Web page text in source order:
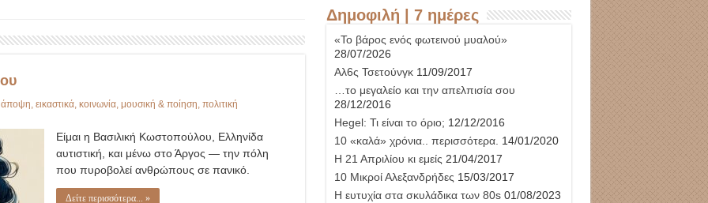
άποψη εικαστικά, κοινωνία, μουσική & ποίηση πολιτική
Είμαι η Βασιλική Κωστοπούλου, Ελληνίδα
αυτιστική, και μένω στο Άργος — την πόλη
που πυροβολεί ανθρώπους σε πανικό.
Δείτε περισσότερα... »
Δημοφιλή | 7 ημέρες
«Το βάρος ενός φωτεινού μυαλού»
28/07/2026
Αλ6ς Τσετούνγκ11/09/2017
…το μεγαλείο και την απελπισία σου
28/12/2016
Hegel: Τι είναι το όριο; 12/12/2016
10 «καλά» χρόνια.. περισσότερα. 14/01/2020
Η 21 Απριλίου κι εμείς 21/04/2017
10 Μικροί Αλεξανδρήδες 15/03/2017
Η ευτυχία στα σκυλάδικα των 80s01/08/2023